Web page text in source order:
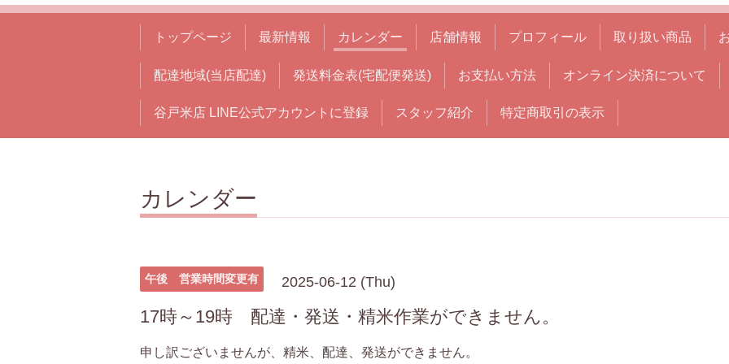
トップページ 最新情報 カレンダー 店舗情報 プロフィール 取り扱い商品
配達地域(当店配達) 発送料金表(宅配便発送) お支払い方法 オンライン決済について
谷戸米店 LINE公式アカウントに登録 スタッフ紹介 特定商取引の表示
カレンダー
午後 営業時間変更有 2025-06-12 (Thu)
17時～19時 配達・発送・精米作業ができません。
申し訳ございませんが、精米、配達、発送ができません。